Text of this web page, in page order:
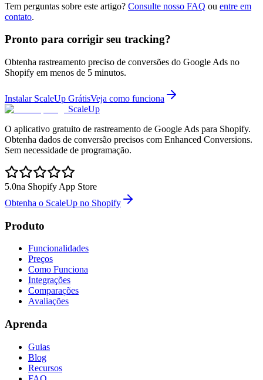
Tem perguntas sobre este artigo? Consulte nosso FAQ ou entre em
contato.
Pronto para corrigir seu tracking?
Obtenha rastreamento preciso de conversões do Google Ads no
Shopify em menos de 5 minutos.
Instalar ScaleUp GrátisVeja como funciona
ScaleUp
O aplicativo gratuito de rastreamento de Google Ads para Shopify.
Obtenha dados de conversão precisos com Enhanced Conversions.
Sem necessidade de programação.
5.0na Shopify App Store
Obtenha o ScaleUp no Shopify
Produto
Funcionalidades
Preços
Como Funciona
Integrações
Comparações
Avaliações
Aprenda
Guias
Blog
Recursos